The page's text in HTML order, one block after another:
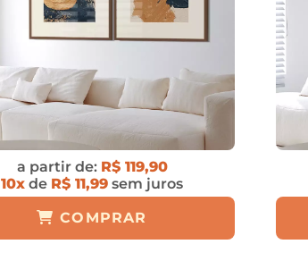
a partir de: R$ 119,90
10x de R$ 11,99 sem juros
COMPRAR